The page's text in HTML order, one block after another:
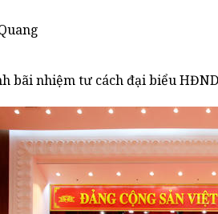
bãi nhiệm tư cách đại biểu